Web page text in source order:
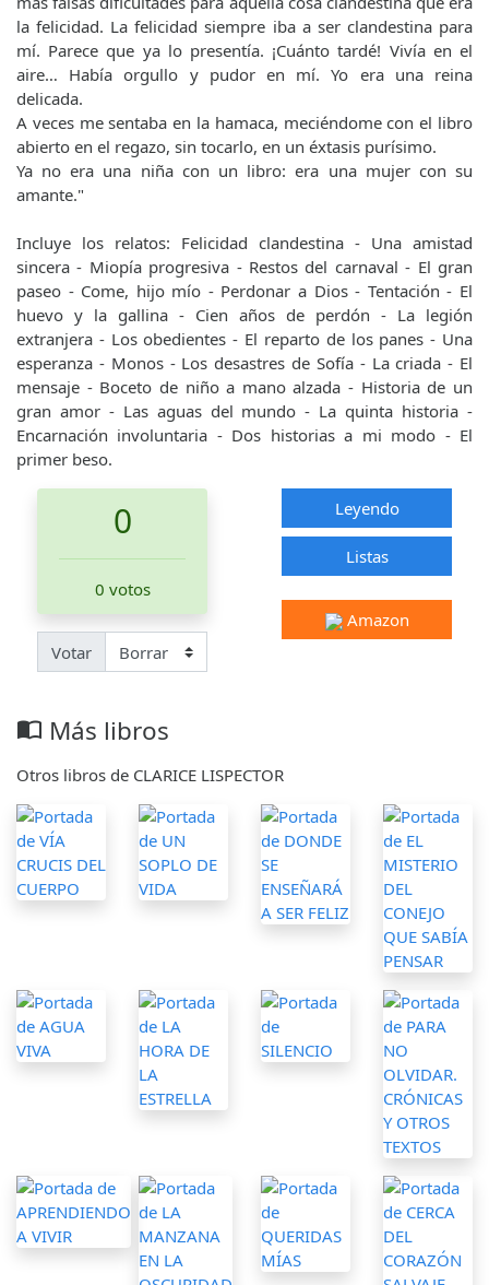
la felicidad. La felicidad siempre iba a ser clandestina para
mí. Parece que ya lo presentía. ¡Cuánto tardé! Vivía en el
aire… Había orgullo y pudor en mí. Yo era una reina
delicada.
A veces me sentaba en la hamaca, meciéndome con el libro
abierto en el regazo, sin tocarlo, en un éxtasis purísimo.
Ya no era una niña con un libro: era una mujer con su
amante."
Incluye los relatos: Felicidad clandestina - Una amistad
sincera - Miopía progresiva - Restos del carnaval - El gran
paseo - Come, hijo mío - Perdonar a Dios - Tentación - El
huevo y la gallina - Cien años de perdón - La legión
extranjera - Los obedientes - El reparto de los panes - Una
esperanza - Monos - Los desastres de Sofía - La criada - El
mensaje - Boceto de niño a mano alzada - Historia de un
gran amor - Las aguas del mundo - La quinta historia -
Encarnación involuntaria - Dos historias a mi modo - El
primer beso.
0
0 votos
Votar
Leyendo
Listas
Amazon
import_contacts Más libros
Otros libros de CLARICE LISPECTOR